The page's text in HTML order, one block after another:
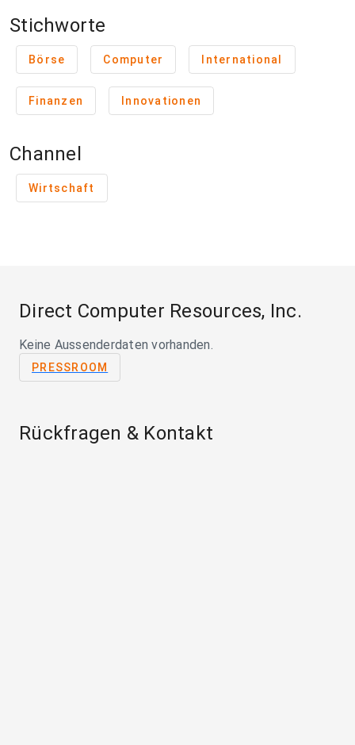
Stichworte
Börse Computer International
Finanzen Innovationen
Channel
Wirtschaft
Direct Computer Resources, Inc.
Keine Aussenderdaten vorhanden.
PRESSROOM
Rückfragen & Kontakt